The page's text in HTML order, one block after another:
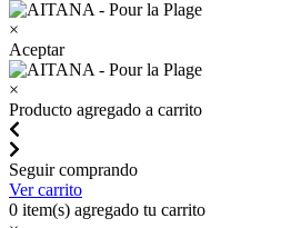
×
Aceptar
×
Producto agregado a carrito
Seguir comprando
Ver carrito
0 item(s) agregado tu carrito